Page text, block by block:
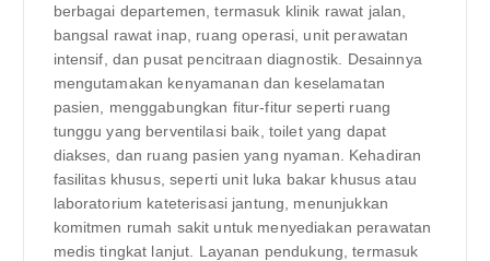
berbagai departemen, termasuk klinik rawat jalan,
bangsal rawat inap, ruang operasi, unit perawatan
intensif, dan pusat pencitraan diagnostik. Desainnya
mengutamakan kenyamanan dan keselamatan
pasien, menggabungkan fitur-fitur seperti ruang
tunggu yang berventilasi baik, toilet yang dapat
diakses, dan ruang pasien yang nyaman. Kehadiran
fasilitas khusus, seperti unit luka bakar khusus atau
laboratorium kateterisasi jantung, menunjukkan
komitmen rumah sakit untuk menyediakan perawatan
medis tingkat lanjut. Layanan pendukung, termasuk